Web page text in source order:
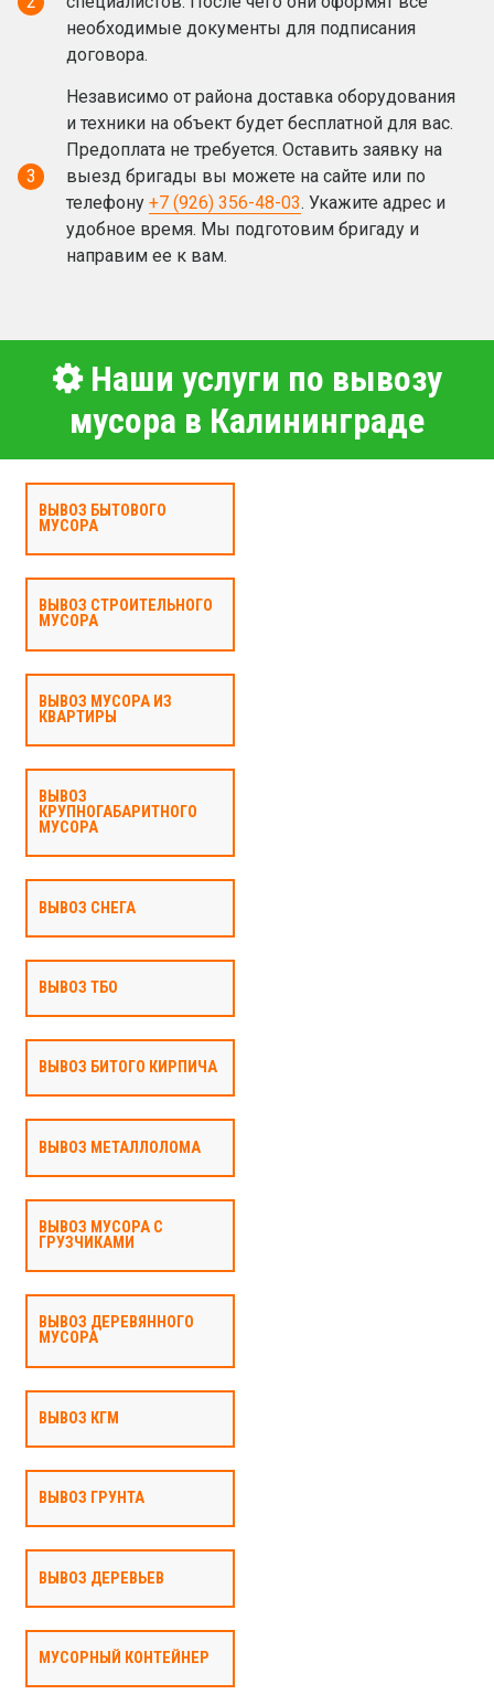
необходимые документы для подписания
договора.
3
Независимо от района доставка оборудования
и техники на объект будет бесплатной для вас.
Предоплата не требуется. Оставить заявку на
выезд бригады вы можете на сайте или по
телефону +7 (926) 356-48-03. Укажите адрес и
удобное время. Мы подготовим бригаду и
направим ее к вам.
Наши услуги по вывозу
мусора в Калининграде
ВЫВОЗ БЫТОВОГО
МУСОРА
ВЫВОЗ СТРОИТЕЛЬНОГО
МУСОРА
ВЫВОЗ МУСОРА ИЗ
КВАРТИРЫ
ВЫВОЗ
КРУПНОГАБАРИТНОГО
МУСОРА
ВЫВОЗ СНЕГА
ВЫВОЗ ТБО
ВЫВОЗ БИТОГО КИРПИЧА
ВЫВОЗ МЕТАЛЛОЛОМА
ВЫВОЗ МУСОРА С
ГРУЗЧИКАМИ
ВЫВОЗ ДЕРЕВЯННОГО
МУСОРА
ВЫВОЗ КГМ
ВЫВОЗ ГРУНТА
ВЫВОЗ ДЕРЕВЬЕВ
МУСОРНЫЙ КОНТЕЙНЕР